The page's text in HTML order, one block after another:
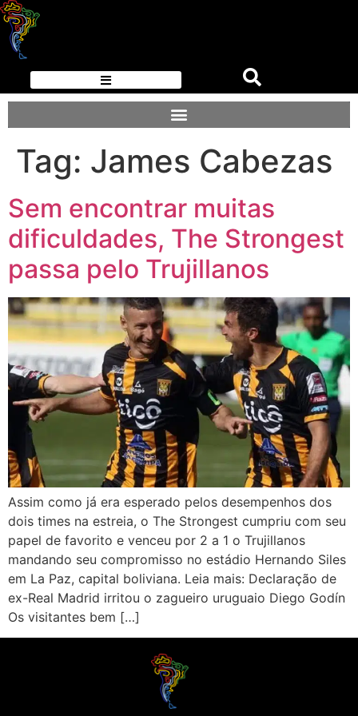
Tag: James Cabezas
Sem encontrar muitas
dificuldades, The Strongest
passa pelo Trujillanos
Assim como já era esperado pelos desempenhos dos
dois times na estreia, o The Strongest cumpriu com seu
papel de favorito e venceu por 2 a 1 o Trujillanos
mandando seu compromisso no estádio Hernando Siles
em La Paz, capital boliviana. Leia mais: Declaração de
ex-Real Madrid irritou o zagueiro uruguaio Diego Godín
Os visitantes bem […]